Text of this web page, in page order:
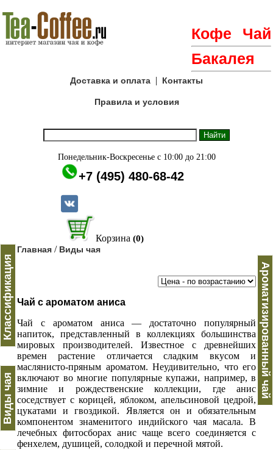
Кофе
Чай
Бакалея
Доставка и оплата | Контакты
Правила и условия
Понедельник-Воскресенье с 10:00 до 21:00
+7 (495) 480-68-42
Корзина (0)
Классификация
Виды чая
Главная / Виды чая
Чай с ароматом аниса
Чай с ароматом аниса — достаточно популярный
напиток, представленный в коллекциях большинства
мировых производителей. Известное с древнейших
времен растение отличается сладким вкусом и
маслянисто-пряным ароматом. Неудивительно, что его
включают во многие популярные купажи, например, в
зимние и рождественские коллекции, где анис
соседствует с корицей, яблоком, апельсиновой цедрой,
цукатами и гвоздикой. Является он и обязательным
компонентом знаменитого индийского чая масала. В
лечебных фитосборах анис чаще всего соединяется с
фенхелем, душицей, солодкой и перечной мятой.
Ароматизированный чай